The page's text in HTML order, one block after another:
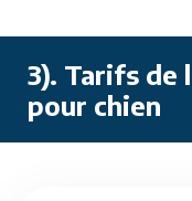
3). Tarifs de
pour chien